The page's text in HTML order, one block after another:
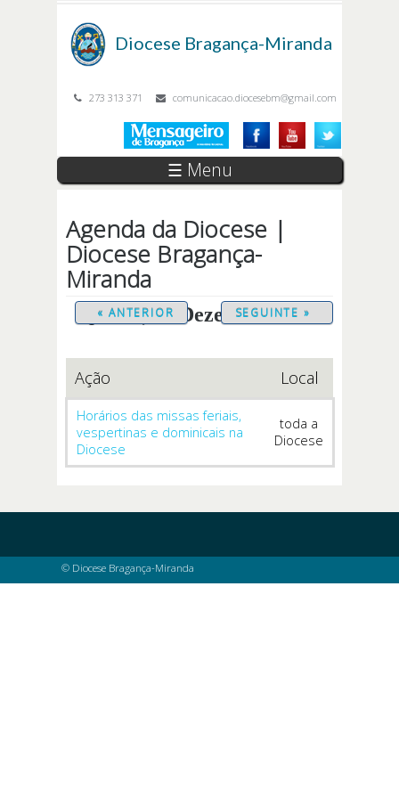
Diocese Bragança-Miranda
273 313 371 comunicacao.diocesebm@gmail.com
☰ Menu
Agenda da Diocese |
Diocese Bragança-
Miranda
Quinta, 11 Dezembro 2025
« ANTERIOR SEGUINTE »
Ação Local
Horários das missas feriais,
vespertinas e dominicais na
Diocese
toda a
Diocese
© Diocese Bragança-Miranda